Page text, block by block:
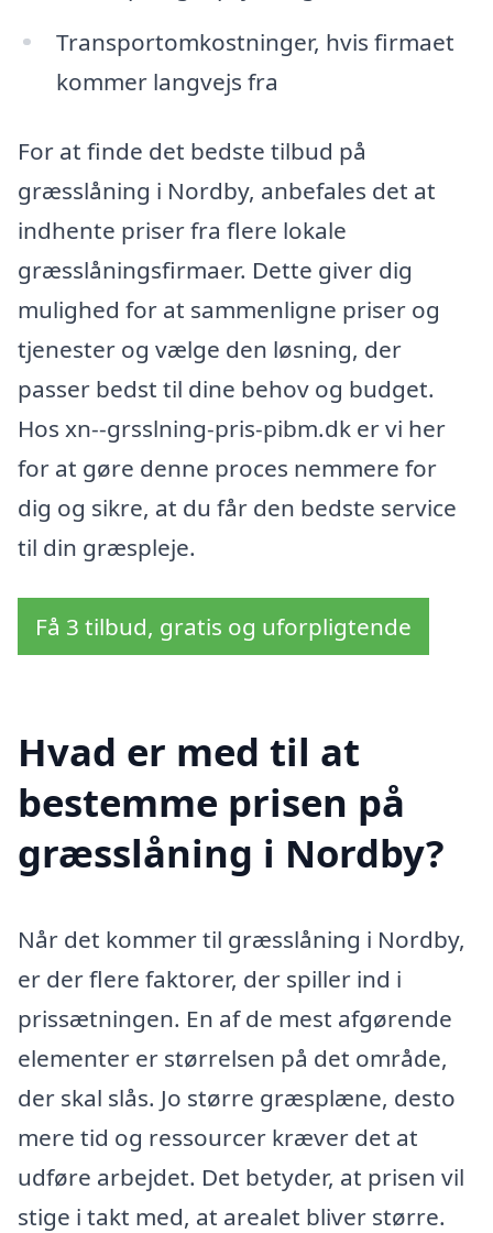
Transportomkostninger, hvis firmaet
kommer langvejs fra
For at finde det bedste tilbud på
græsslåning i Nordby, anbefales det at
indhente priser fra flere lokale
græsslåningsfirmaer. Dette giver dig
mulighed for at sammenligne priser og
tjenester og vælge den løsning, der
passer bedst til dine behov og budget.
Hos xn--grsslning-pris-pibm.dk er vi her
for at gøre denne proces nemmere for
dig og sikre, at du får den bedste service
til din græspleje.
Få 3 tilbud, gratis og uforpligtende
Hvad er med til at
bestemme prisen på
græsslåning i Nordby?
Når det kommer til græsslåning i Nordby,
er der flere faktorer, der spiller ind i
prissætningen. En af de mest afgørende
elementer er størrelsen på det område,
der skal slås. Jo større græsplæne, desto
mere tid og ressourcer kræver det at
udføre arbejdet. Det betyder, at prisen vil
stige i takt med, at arealet bliver større.